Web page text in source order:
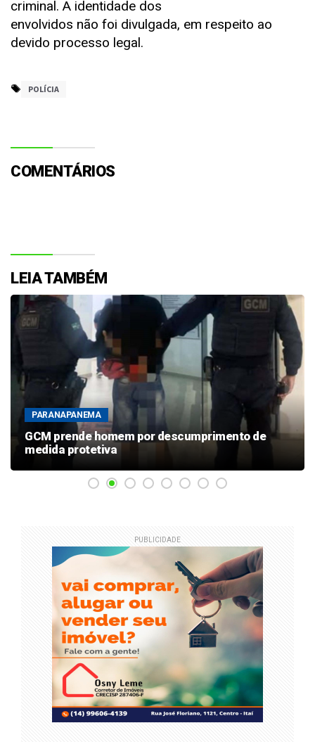
criminal. A identidade dos
envolvidos não foi divulgada, em respeito ao
devido processo legal.
POLÍCIA
COMENTÁRIOS
LEIA TAMBÉM
PARANAPANEMA
GCM prende homem por descumprimento de
medida protetiva
PUBLICIDADE